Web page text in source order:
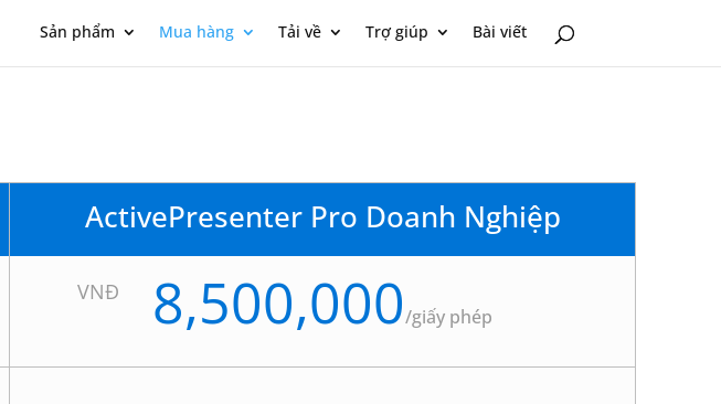
Sản phẩm Mua hàng Tải về Trợ giúp Bài viết
ActivePresenter Pro Doanh Nghiệp
VNĐ 8,500,000/giấy phép